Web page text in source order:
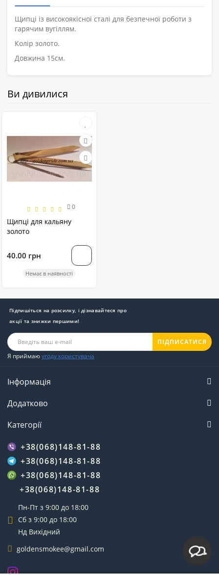
Щипці із високоякісної сталі для безпечної роботи з
гарячим вугіллям.
Колір золото.
Довжина 15см.
Ви дивилися
0
Щипці для кальяну
золото
40.00 грн
Немає в наявності
Підпишіться на розсилку, і дізнавайтеся про
акції та знижки першими!
ПІДПИСАТИСЯ
Я приймаюугоду користувача
Інформація
Додатково
Категорії
+38(068)148-81-88
+38(068)148-81-88
+38(068)148-81-88
+38(068)148-81-88
Пн-Пт з 9:00 до 18:00
Сб з 9:00 до 18:00
Нд Вихідний
goldensmokee@gmail.com